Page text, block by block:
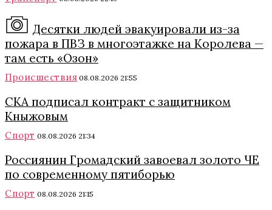
Десятки людей эвакуировали из-за
пожара в ПВЗ в многоэтажке на Королева —
там есть «Озон»
Происшествия 08.08.2026 21:55
СКА подписал контракт с защитником
Кныжовым
Спорт 08.08.2026 21:34
Россиянин Громадский завоевал золото ЧЕ
по современному пятиборью
Спорт 08.08.2026 21:15